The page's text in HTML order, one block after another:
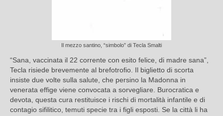
Il mezzo santino, “simbolo” di Tecla Smalti
“Sana, vaccinata il 22 corrente con esito felice, di madre sana”,
Tecla risiede brevemente al brefotrofio. Il biglietto di scorta
insiste due volte sulla salute, che persino la Madonna in
venerata effige viene convocata a sorvegliare. Burocratica e
devota, questa cura restituisce i rischi di mortalità infantile e di
contagio sifilitico, temuti specie tra i figli esposti. Se la città li ha